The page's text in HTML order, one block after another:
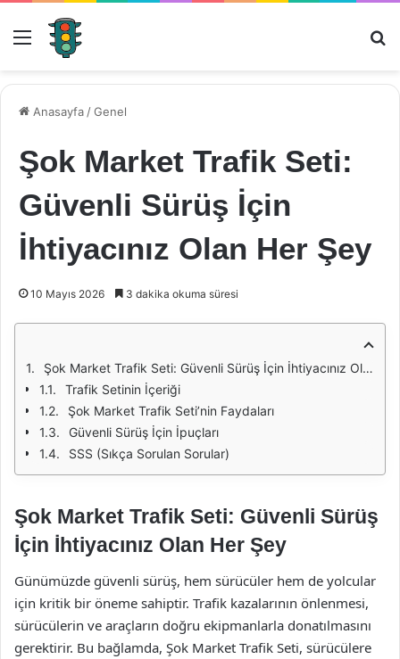
Menü
Anasayfa /Genel
Şok Market Trafik Seti:
Güvenli Sürüş İçin
İhtiyacınız Olan Her Şey
10 Mayıs 2026 3 dakika okuma süresi
Şok Market Trafik Seti: Güvenli Sürüş İçin İhtiyacınız Olan Her Şey
Trafik Setinin İçeriği
Şok Market Trafik Seti’nin Faydaları
Güvenli Sürüş İçin İpuçları
SSS (Sıkça Sorulan Sorular)
Şok Market Trafik Seti: Güvenli Sürüş
İçin İhtiyacınız Olan Her Şey
Günümüzde güvenli sürüş, hem sürücüler hem de yolcular
için kritik bir öneme sahiptir. Trafik kazalarının önlenmesi,
sürücülerin ve araçların doğru ekipmanlarla donatılmasını
gerektirir. Bu bağlamda, Şok Market Trafik Seti, sürücülere